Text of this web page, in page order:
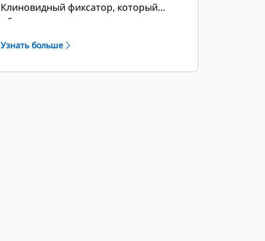
Клиновидный фиксатор, который
обеспечивает надежное закрепление
без зазоров в течение всего срока
Узнать больше